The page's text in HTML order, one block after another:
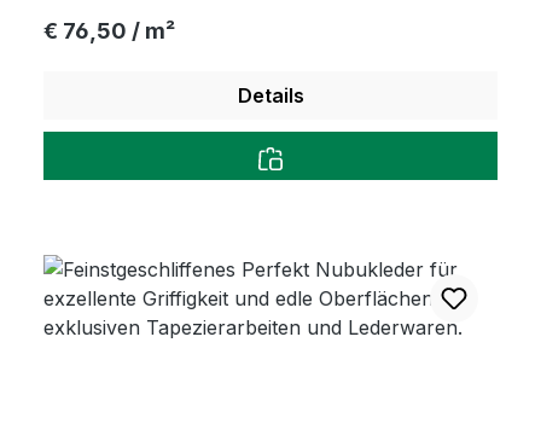
Regulärer Preis:
€ 76,50 / m²
Details